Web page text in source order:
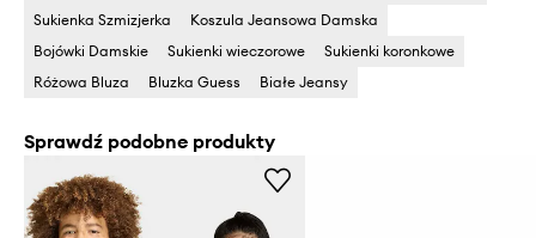
Sukienka Szmizjerka
Koszula Jeansowa Damska
Bojówki Damskie
Sukienki wieczorowe
Sukienki koronkowe
Różowa Bluza
Bluzka Guess Białe Jeansy
Sprawdź podobne produkty